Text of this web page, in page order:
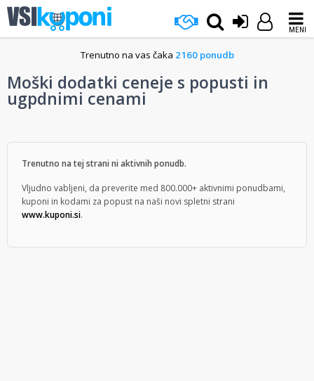
MENI
Trenutno na vas čaka 2160 ponudb
Moški dodatki ceneje s popusti in
ugpdnimi cenami
Trenutno na tej strani ni aktivnih ponudb.
Vljudno vabljeni, da preverite med 800.000+ aktivnimi ponudbami,
kuponi in kodami za popust na naši novi spletni strani
www.kuponi.si.